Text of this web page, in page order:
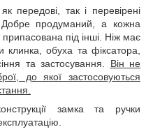
передові, так і перевірені
Добре продуманий, а кожна
під інші. Ніж має
клинка, обуха та фіксатора,
та застосування. Він не
до якої застосовуються
замка та ручки